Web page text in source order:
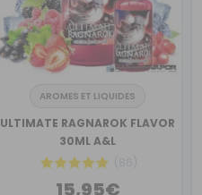
AROMES ET LIQUIDES
ULTIMATE RAGNAROK FLAVOR
30ML A&L
(86)
15,95€